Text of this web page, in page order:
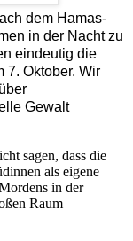
dem Hamas-
in der Nacht zu
eindeutig die
7. Oktober. Wir
Gewalt
sagen, dass die
als eigene
in der
Raum